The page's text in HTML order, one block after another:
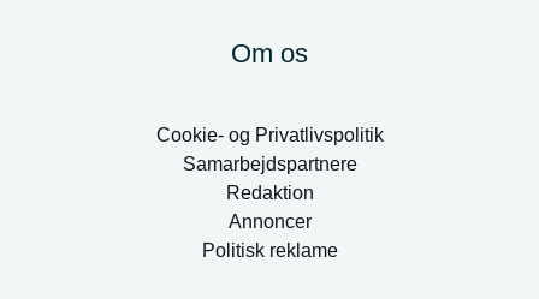
Om os
Cookie- og Privatlivspolitik
Samarbejdspartnere
Redaktion
Annoncer
Politisk reklame